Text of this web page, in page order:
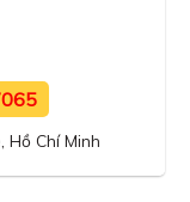
Hồ Chí Minh